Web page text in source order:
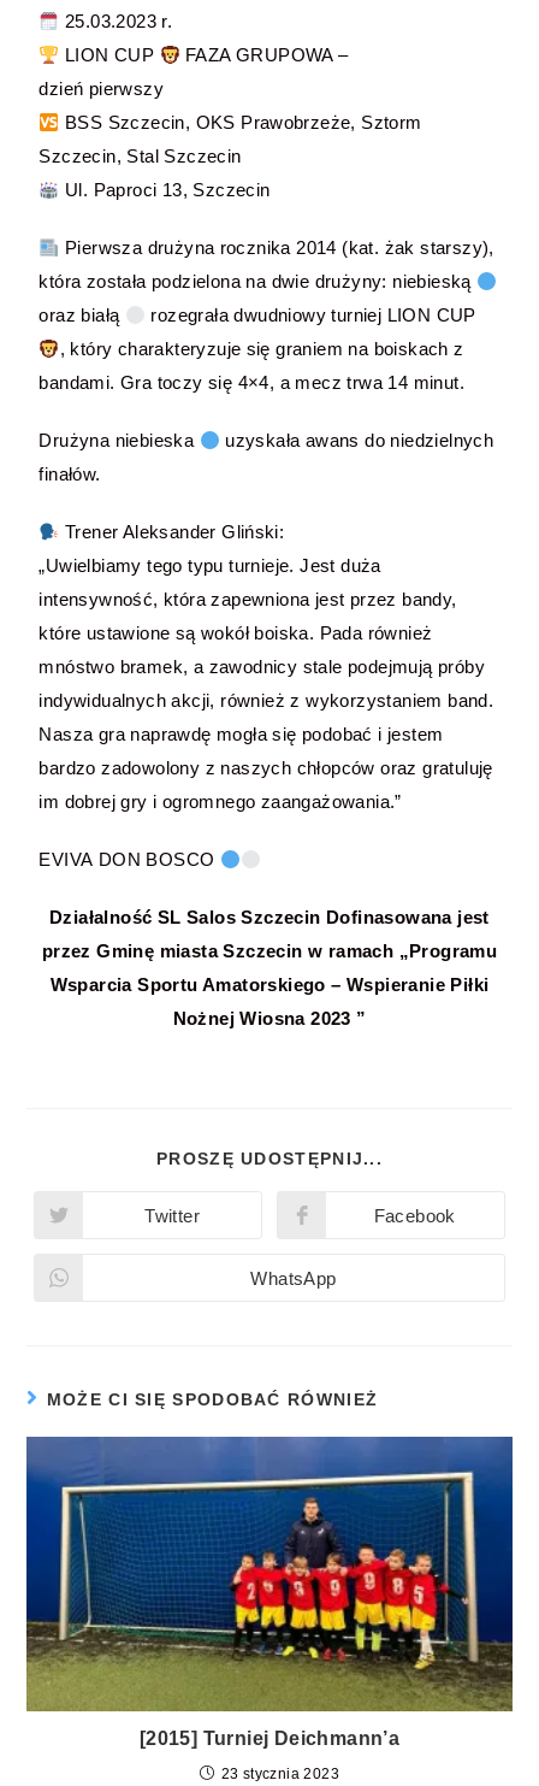
25.03.2023 r.
LION CUP
FAZA GRUPOWA –
dzień pierwszy
BSS Szczecin, OKS Prawobrzeże, Sztorm
Szczecin, Stal Szczecin
Ul. Paproci 13, Szczecin
Pierwsza drużyna rocznika 2014 (kat. żak starszy),
która została podzielona na dwie drużyny: niebieską
oraz białą
rozegrała dwudniowy turniej LION CUP
, który charakteryzuje się graniem na boiskach z
bandami. Gra toczy się 4×4, a mecz trwa 14 minut.
Drużyna niebieska
uzyskała awans do niedzielnych
finałów.
Trener Aleksander Gliński:
„Uwielbiamy tego typu turnieje. Jest duża
intensywność, która zapewniona jest przez bandy,
które ustawione są wokół boiska. Pada również
mnóstwo bramek, a zawodnicy stale podejmują próby
indywidualnych akcji, również z wykorzystaniem band.
Nasza gra naprawdę mogła się podobać i jestem
bardzo zadowolony z naszych chłopców oraz gratuluję
im dobrej gry i ogromnego zaangażowania.”
EVIVA DON BOSCO
Działalność SL Salos Szczecin Dofinasowana jest
przez Gminę miasta Szczecin w ramach „Programu
Wsparcia Sportu Amatorskiego – Wspieranie Piłki
Nożnej Wiosna 2023 ”
PROSZĘ UDOSTĘPNIJ...
Twitter Facebook
WhatsApp
MOŻE CI SIĘ SPODOBAĆ RÓWNIEŻ
[2015] Turniej Deichmann’a
23 stycznia 2023